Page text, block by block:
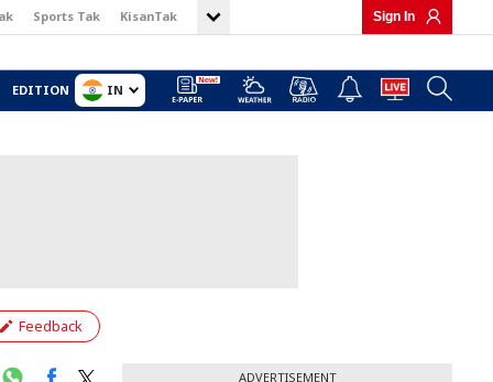
Sports Tak KisanTak Sign In
EDITION IN
Feedback
ADVERTISEMENT